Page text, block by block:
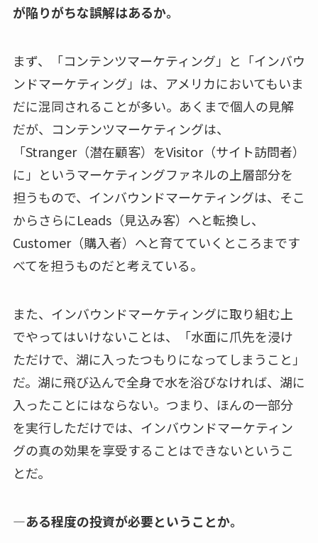
が陥りがちな誤解はあるか。
まず、「コンテンツマーケティング」と「インバウ
ンドマーケティング」は、アメリカにおいてもいま
だに混同されることが多い。あくまで個人の見解
だが、コンテンツマーケティングは、
「Stranger（潜在顧客）をVisitor（サイト訪問者）
に」というマーケティングファネルの上層部分を
担うもので、インバウンドマーケティングは、そこ
からさらにLeads（見込み客）へと転換し、
Customer（購入者）へと育てていくところまです
べてを担うものだと考えている。
また、インバウンドマーケティングに取り組む上
でやってはいけないことは、「水面に爪先を浸け
ただけで、湖に入ったつもりになってしまうこと」
だ。湖に飛び込んで全身で水を浴びなければ、湖に
入ったことにはならない。つまり、ほんの一部分
を実行しただけでは、インバウンドマーケティン
グの真の効果を享受することはできないというこ
とだ。
—ある程度の投資が必要ということか。